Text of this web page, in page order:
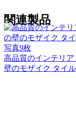
関連製品
写真9枚
高品質のインテリ
壁のモザイク タイル